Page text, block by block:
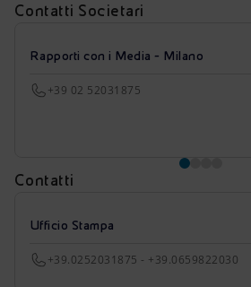
Contatti Societari
Rapporti con i Media - Milano
+39 02 52031875
Contatti
Ufficio Stampa
+39.0252031875 - +39.0659822030